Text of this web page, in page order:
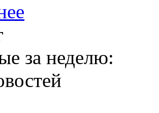
за неделю: